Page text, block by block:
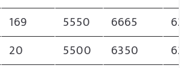
169 5550 6665
20 5500 6350